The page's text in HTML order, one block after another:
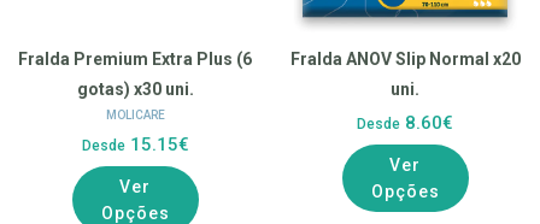
Fralda Premium Extra Plus (6
gotas) x30 uni.
MOLICARE
Desde15.15€
Ver
Opções
Fralda ANOV Slip Normal x20
uni.
Desde 8.60€
Ver
Opções